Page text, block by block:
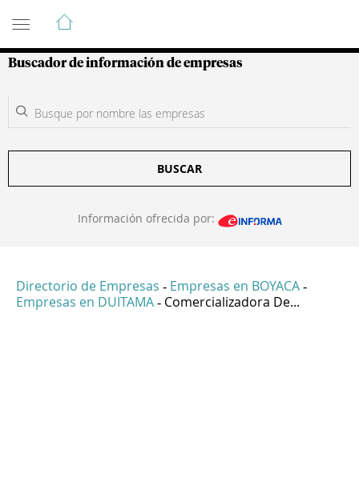
Guía de Empresas Colombianas
Buscador de información de empresas
BUSCAR
Información ofrecida por:
Directorio de Empresas - Empresas en BOYACA -
Empresas en DUITAMA - Comercializadora De...